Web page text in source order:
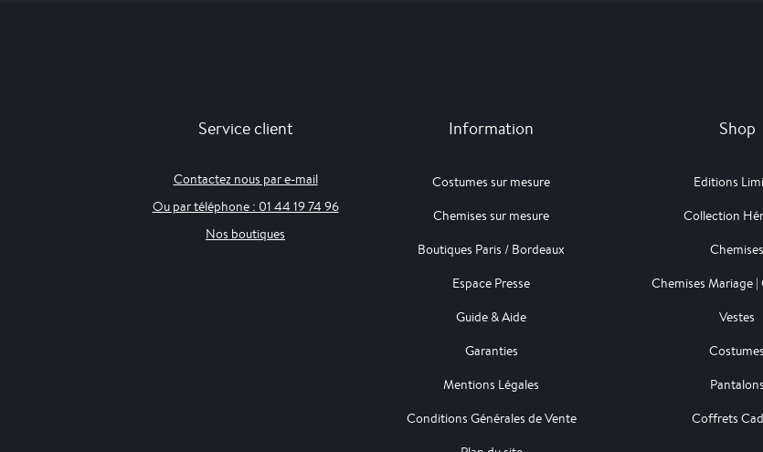
Service client
Contactez nous par e-mail
Ou par téléphone : 01 44 19 74 96
Nos boutiques
Information
Costumes sur mesure
Chemises sur mesure
Boutiques Paris / Bordeaux
Espace Presse
Guide & Aide
Garanties
Mentions Légales
Conditions Générales de Vente
Shop
Editions
Collection
Chemises
Chemises Mariage
Vestes
Costumes
Pantalons
Coffrets